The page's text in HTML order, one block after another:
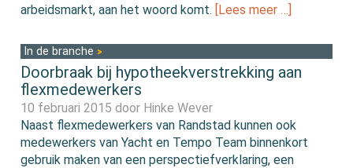
arbeidsmarkt, aan het woord komt. [Lees meer …]
In de branche
Doorbraak bij hypotheekverstrekking aan
flexmedewerkers
10 februari 2015 door Hinke Wever
Naast flexmedewerkers van Randstad kunnen ook
medewerkers van Yacht en Tempo Team binnenkort
gebruik maken van een perspectiefverklaring, een